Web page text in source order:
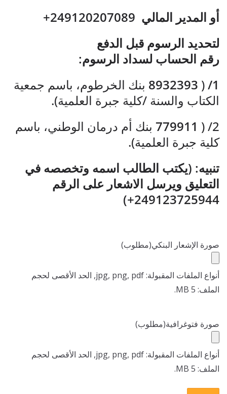
أو المدير المالي 249120207089+
لتحديد الرسوم قبل الدفع
رقم الحساب لسداد الرسوم:
1/
(
8932393 بنك الخرطوم، باسم جمعية
الكتاب والسنة /كلية جبرة العلمية).
2/ (
779911 بنك أم درمان الوطني، باسم
كلية جبرة العلمية).
تنبيه: (يكتب الطالب اسمه وتخصصه في
التعليق ويرسل الاشعار على الرقم
249123725944+)
صورة الإشعار البنكي(مطلوب)
أنواع الملفات المقبولة: jpg, png, pdf, الحد الأقصى لحجم
الملف: 5 MB.
صورة فتوغرافية(مطلوب)
أنواع الملفات المقبولة: jpg, png, pdf, الحد الأقصى لحجم
الملف: 5 MB.